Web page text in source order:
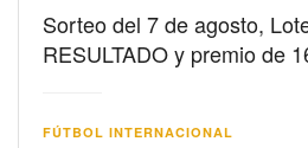
Sorteo del 7 de agosto,
RESULTADO y premio de
FÚTBOL INTERNACIONAL